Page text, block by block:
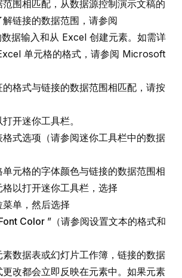
围相匹配，从数据源控制演示文稿的
链接的数据范围，请参阅
据输入和从 Excel 创建元素。如需详
单元格的格式，请参阅 Microsoft
格式与链接的数据范围相匹配，请按
开迷你工具栏。
式选项（请参阅迷你工具栏中的数据
元格的字体颜色与链接的数据范围相
以打开迷你工具栏，选择
菜单，然后选择
Color ”（请参阅设置文本的格式和
数据表或幻灯片工作簿，链接的数据
改都会立即反映在元素中。如果元素